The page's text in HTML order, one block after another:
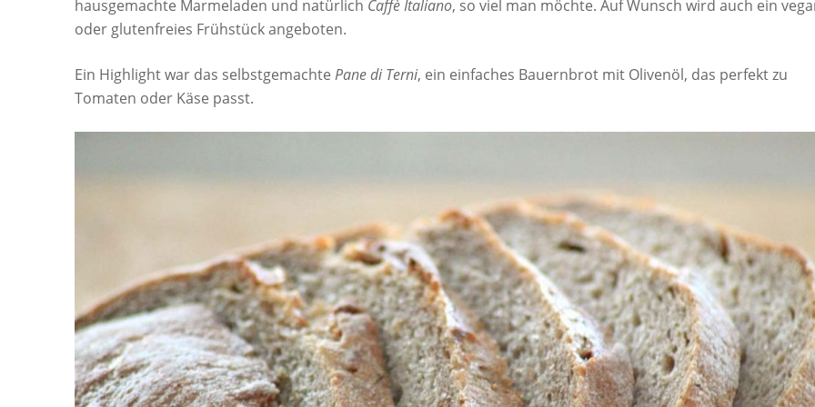
hausgemachte Marmeladen und natürlich Caffè Italiano, so viel man möchte. Auf Wunsch wird auch ein
oder glutenfreies Frühstück angeboten.
Ein Highlight war das selbstgemachte Pane di Terni, ein einfaches Bauernbrot mit Olivenöl, das perfekt zu
Tomaten oder Käse passt.